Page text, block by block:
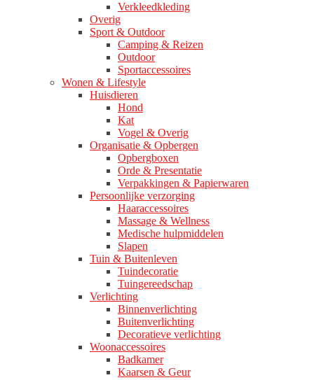
Verkleedkleding
Overig
Sport & Outdoor
Camping & Reizen
Outdoor
Sportaccessoires
Wonen & Lifestyle
Huisdieren
Hond
Kat
Vogel & Overig
Organisatie & Opbergen
Opbergboxen
Orde & Presentatie
Verpakkingen & Papierwaren
Persoonlijke verzorging
Haaraccessoires
Massage & Wellness
Medische hulpmiddelen
Slapen
Tuin & Buitenleven
Tuindecoratie
Tuingereedschap
Verlichting
Binnenverlichting
Buitenverlichting
Decoratieve verlichting
Woonaccessoires
Badkamer
Kaarsen & Geur